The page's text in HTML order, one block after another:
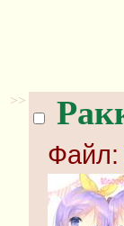
>>
Файл: